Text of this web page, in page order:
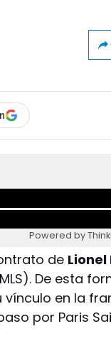
Powered by
de Lionel
De esta
vínculo en la
por Paris